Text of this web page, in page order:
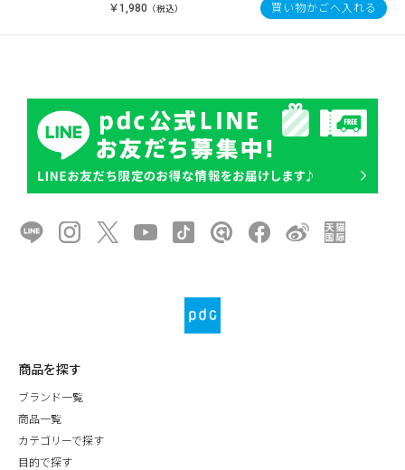
￥1,980 （税込） 買い物かごへ入れる
商品を探す
ブランド一覧
商品一覧
カテゴリーで探す
目的で探す